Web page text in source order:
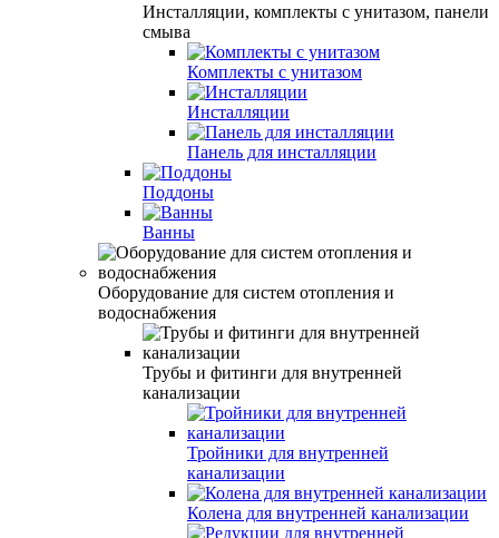
Инсталляции, комплекты с унитазом, панели
смыва
Комплекты с унитазом
Инсталляции
Панель для инсталляции
Поддоны
Ванны
Оборудование для систем отопления и
водоснабжения
Трубы и фитинги для внутренней
канализации
Тройники для внутренней
канализации
Колена для внутренней канализации